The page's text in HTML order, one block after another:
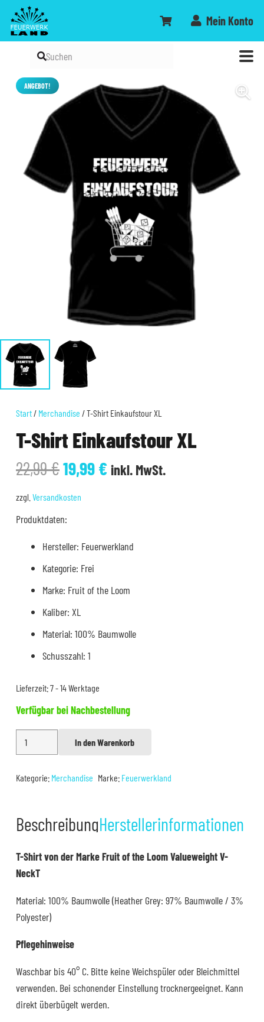
Mein Konto
ANGEBOT!
Start / Merchandise / T-Shirt Einkaufstour XL
T-Shirt Einkaufstour XL
22,99€Ursprünglicher
Preis
war:
22,99 €
19,99€Aktueller
inkl. MwSt.
zzgl. Versandkosten
Produktdaten:
Hersteller: Feuerwerkland
Kategorie: Frei
Marke: Fruit of the Loom
Kaliber: XL
Material: 100% Baumwolle
Schusszahl: 1
Lieferzeit:7 - 14 Werktage
Verfügbar bei Nachbestellung
Shirt
In den Warenkorb
Alternative:
Kategorie: Merchandise Marke: Feuerwerkland
BeschreibungHerstellerinformationen
T-Shirt von der Marke Fruit of the Loom Valueweight V-
NeckT
Material: 100% Baumwolle (Heather Grey: 97% Baumwolle / 3%
Polyester)
Pflegehinweise
Waschbar bis 40° C. Bitte keine Weichspüler oder Bleichmittel
verwenden. Bei schonender Einstellung trocknergeeignet. Kann
direkt überbügelt werden.